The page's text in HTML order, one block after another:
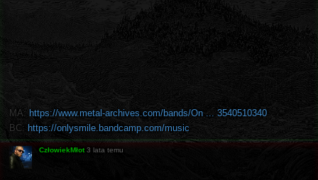
MA: https://www.metal-archives.com/bands/On ... 3540510340
BC: https://onlysmile.bandcamp.com/music
CzłowiekMłot 3 lata temu